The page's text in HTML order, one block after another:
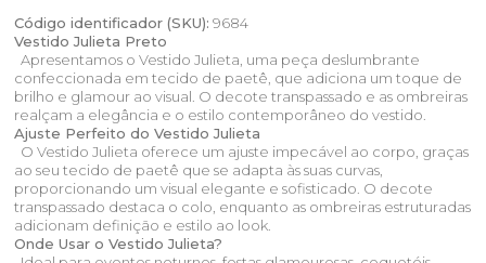
Código identificador (SKU): 9684
Vestido Julieta Preto
Apresentamos o Vestido Julieta, uma peça deslumbrante
confeccionada em tecido de paetê, que adiciona um toque de
brilho e glamour ao visual. O decote transpassado e as ombreiras
realçam a elegância e o estilo contemporâneo do vestido.
Ajuste Perfeito do Vestido Julieta
O Vestido Julieta oferece um ajuste impecável ao corpo, graças
ao seu tecido de paetê que se adapta às suas curvas,
proporcionando um visual elegante e sofisticado. O decote
transpassado destaca o colo, enquanto as ombreiras estruturadas
adicionam definição e estilo ao look.
Onde Usar o Vestido Julieta?